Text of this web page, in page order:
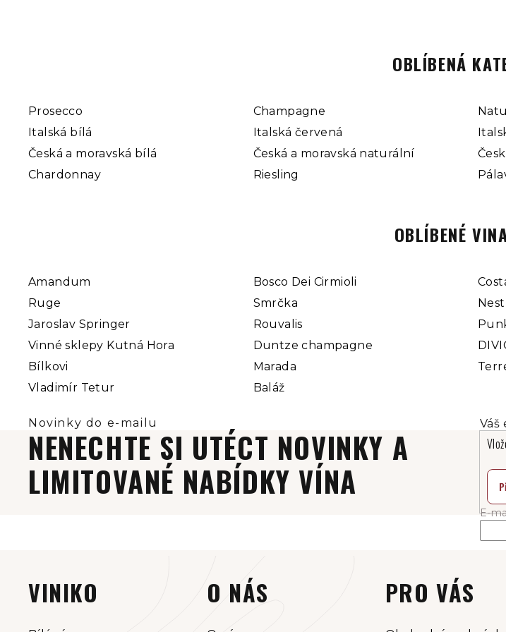
OBLÍBENÁ
Prosecco Champagne
Italská bílá
Italská červená
Česká a moravská bílá
Česká a moravská naturální
Chardonnay
Riesling
OBLÍBENÉ
Amandum Bosco Dei Cirmioli
Ruge
Smrčka
Jaroslav Springer
Rouvalis
Vinné sklepy Kutná Hora
Duntze champagne
Bílkovi
Marada
Vladimír Tetur
Baláž
NENECHTE SI UTÉCT NOVINKY A
LIMITOVANÉ NABÍDKY VÍNA
E-
VINIKO O NÁS PRO VÁS